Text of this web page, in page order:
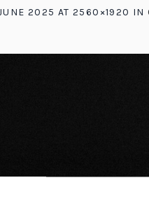
2025 AT 2560×1920 IN